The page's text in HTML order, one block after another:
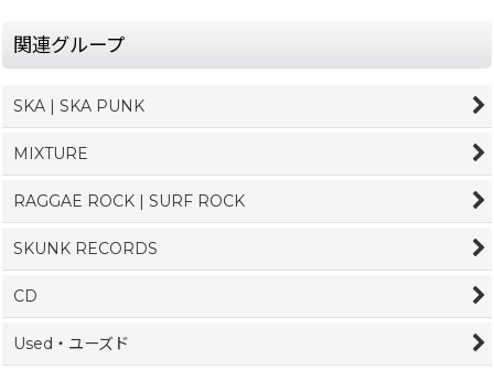
関連グループ
SKA | SKA PUNK
MIXTURE
RAGGAE ROCK | SURF ROCK
SKUNK RECORDS
CD
Used・ユーズド